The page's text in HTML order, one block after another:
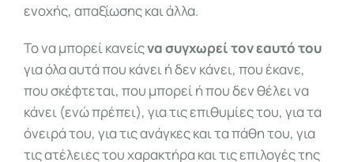
ενοχής, απαξίωσης και άλλα.
Το να μπορεί κανείςνα συγχωρεί τον εαυτό του
για όλα αυτά που κάνει ή δεν κάνει, που έκανε,
που σκέφτεται, που μπορεί ή που δεν θέλει να
κάνει (ενώ πρέπει), για τις επιθυμίες του, για τα
όνειρά του, για τις ανάγκες και τα πάθη του, για
τις ατέλειες του χαρακτήρα και τις επιλογές της